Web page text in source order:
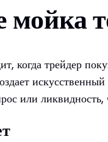
когда трейдер
или ликвидность,